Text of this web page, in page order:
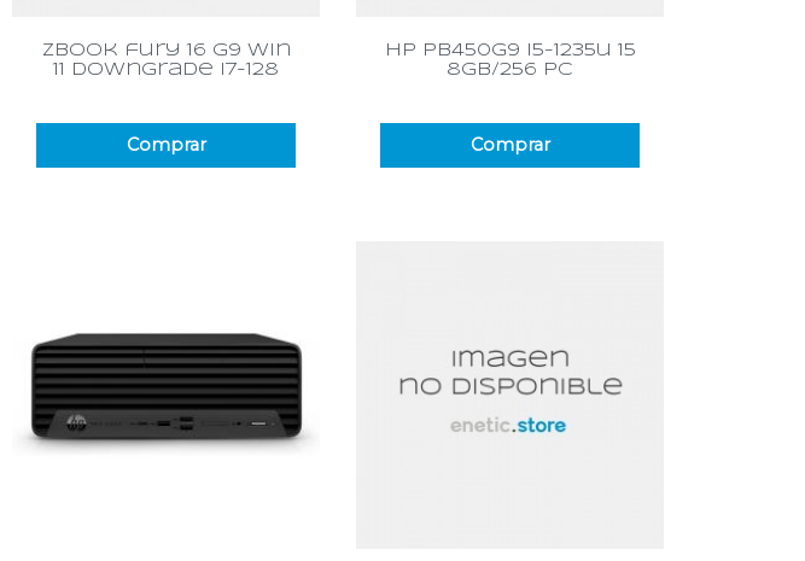
Vista rápida
zbook fury 16 g9 win
11 downgrade i7-128
Comprar
Vista rápida
hp pb450g9 i5-1235u 15
8gb/256 pc
Comprar